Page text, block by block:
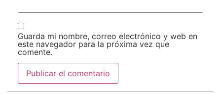
Guarda mi nombre, correo electrónico y web en
este navegador para la próxima vez que
comente.